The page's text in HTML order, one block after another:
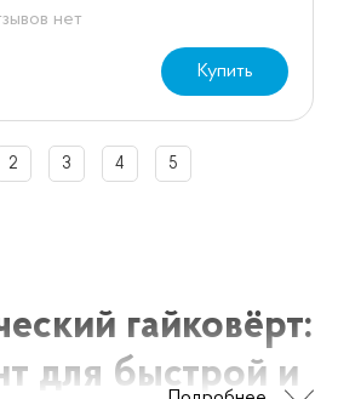
нет
Купить
2 3 4 5
гайковёрт:
для быстрой и